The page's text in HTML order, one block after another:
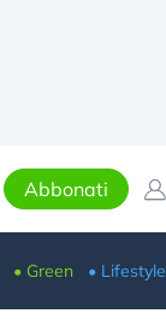
Abbonati
• Green • Lifestyle